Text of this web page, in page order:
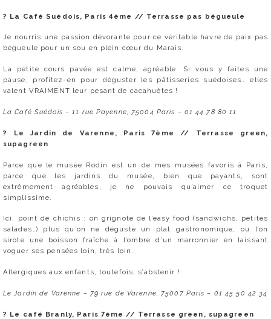
? La Café Suédois, Paris 4ème // Terrasse pas bégueule
Je nourris une passion dévorante pour ce véritable havre de paix pas
bégueule pour un sou en plein cœur du Marais.
La petite cours pavée est calme, agréable. Si vous y faites une
pause, profitez-en pour déguster les pâtisseries suédoises… elles
valent VRAIMENT leur pesant de cacahuètes !
La Café Suédois – 11 rue Payenne, 75004 Paris – 01 44 78 80 11
? Le Jardin de Varenne, Paris 7ème // Terrasse green,
supagreen
Parce que le musée Rodin est un de mes musées favoris à Paris,
parce que les jardins du musée, bien que payants, sont
extrêmement agréables, je ne pouvais qu’aimer ce troquet
simplissime.
Ici, point de chichis : on grignote de l’easy food (sandwichs, petites
salades…) plus qu’on ne déguste un plat gastronomique, ou l’on
sirote une boisson fraîche à l’ombre d’un marronnier en laissant
voguer ses pensées loin, très loin.
Allergiques aux enfants, toutefois, s’abstenir !
Le Jardin de Varenne – 79 rue de Varenne, 75007 Paris – 01 45 50 42 34
? Le café Branly, Paris 7ème // Terrasse green, supagreen